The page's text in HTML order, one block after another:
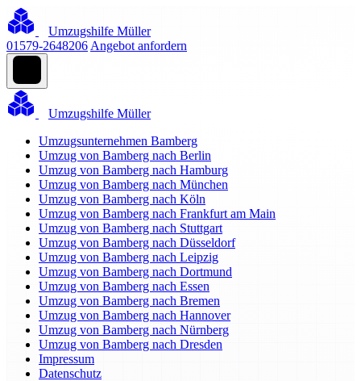
Umzugshilfe Müller
01579-2648206 Angebot anfordern
Umzugshilfe Müller
Umzugsunternehmen Bamberg
Umzug von Bamberg nach Berlin
Umzug von Bamberg nach Hamburg
Umzug von Bamberg nach München
Umzug von Bamberg nach Köln
Umzug von Bamberg nach Frankfurt am Main
Umzug von Bamberg nach Stuttgart
Umzug von Bamberg nach Düsseldorf
Umzug von Bamberg nach Leipzig
Umzug von Bamberg nach Dortmund
Umzug von Bamberg nach Essen
Umzug von Bamberg nach Bremen
Umzug von Bamberg nach Hannover
Umzug von Bamberg nach Nürnberg
Umzug von Bamberg nach Dresden
Impressum
Datenschutz